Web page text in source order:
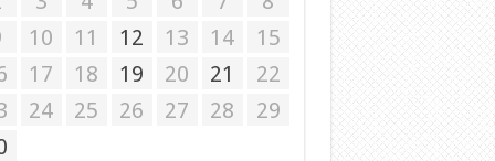
10 11 12 13 14
15
17 18 19 20 21
22
24 25 26 27 28
29